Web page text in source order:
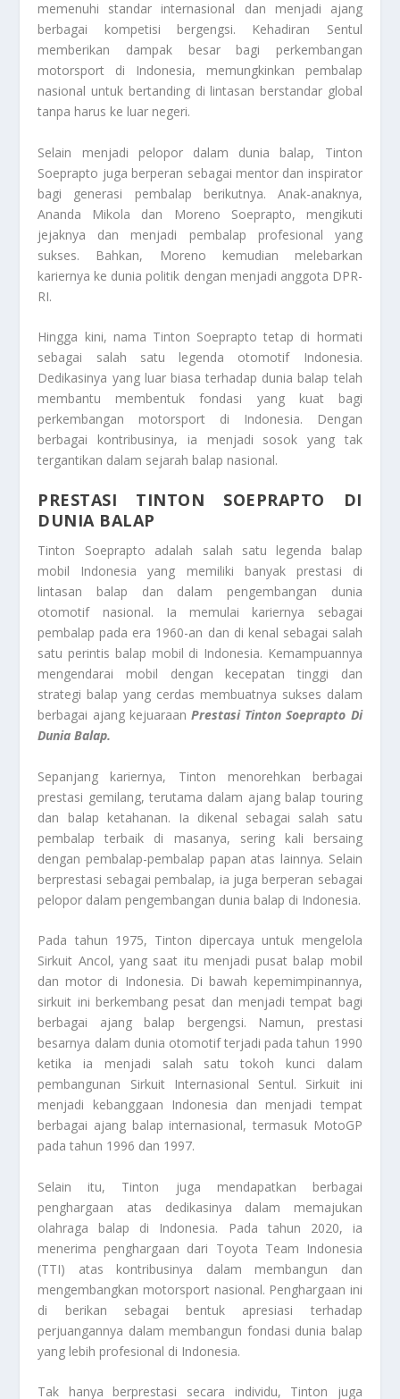
memenuhi standar internasional dan menjadi ajang
berbagai kompetisi bergengsi. Kehadiran Sentul
memberikan dampak besar bagi perkembangan
motorsport di Indonesia, memungkinkan pembalap
nasional untuk bertanding di lintasan berstandar global
tanpa harus ke luar negeri.
Selain menjadi pelopor dalam dunia balap, Tinton
Soeprapto juga berperan sebagai mentor dan inspirator
bagi generasi pembalap berikutnya. Anak-anaknya,
Ananda Mikola dan Moreno Soeprapto, mengikuti
jejaknya dan menjadi pembalap profesional yang
sukses. Bahkan, Moreno kemudian melebarkan
kariernya ke dunia politik dengan menjadi anggota DPR-
RI.
Hingga kini, nama Tinton Soeprapto tetap di hormati
sebagai salah satu legenda otomotif Indonesia.
Dedikasinya yang luar biasa terhadap dunia balap telah
membantu membentuk fondasi yang kuat bagi
perkembangan motorsport di Indonesia. Dengan
berbagai kontribusinya, ia menjadi sosok yang tak
tergantikan dalam sejarah balap nasional.
PRESTASI TINTON SOEPRAPTO DI
DUNIA BALAP
Tinton Soeprapto adalah salah satu legenda balap
mobil Indonesia yang memiliki banyak prestasi di
lintasan balap dan dalam pengembangan dunia
otomotif nasional. Ia memulai kariernya sebagai
pembalap pada era 1960-an dan di kenal sebagai salah
satu perintis balap mobil di Indonesia. Kemampuannya
mengendarai mobil dengan kecepatan tinggi dan
strategi balap yang cerdas membuatnya sukses dalam
berbagai ajang kejuaraan Prestasi Tinton Soeprapto Di
Dunia Balap.
Sepanjang kariernya, Tinton menorehkan berbagai
prestasi gemilang, terutama dalam ajang balap touring
dan balap ketahanan. Ia dikenal sebagai salah satu
pembalap terbaik di masanya, sering kali bersaing
dengan pembalap-pembalap papan atas lainnya. Selain
berprestasi sebagai pembalap, ia juga berperan sebagai
pelopor dalam pengembangan dunia balap di Indonesia.
Pada tahun 1975, Tinton dipercaya untuk mengelola
Sirkuit Ancol, yang saat itu menjadi pusat balap mobil
dan motor di Indonesia. Di bawah kepemimpinannya,
sirkuit ini berkembang pesat dan menjadi tempat bagi
berbagai ajang balap bergengsi. Namun, prestasi
besarnya dalam dunia otomotif terjadi pada tahun 1990
ketika ia menjadi salah satu tokoh kunci dalam
pembangunan Sirkuit Internasional Sentul. Sirkuit ini
menjadi kebanggaan Indonesia dan menjadi tempat
berbagai ajang balap internasional, termasuk MotoGP
pada tahun 1996 dan 1997.
Selain itu, Tinton juga mendapatkan berbagai
penghargaan atas dedikasinya dalam memajukan
olahraga balap di Indonesia. Pada tahun 2020, ia
menerima penghargaan dari Toyota Team Indonesia
(TTI) atas kontribusinya dalam membangun dan
mengembangkan motorsport nasional. Penghargaan ini
di berikan sebagai bentuk apresiasi terhadap
perjuangannya dalam membangun fondasi dunia balap
yang lebih profesional di Indonesia.
Tak hanya berprestasi secara individu, Tinton juga